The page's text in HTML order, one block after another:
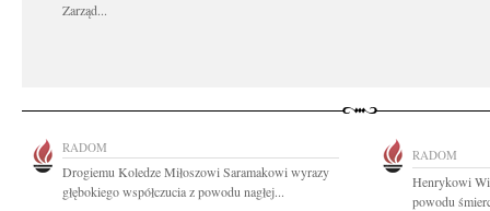
Zarząd...
RADOM
Drogiemu Koledze Miłoszowi Saramakowi wyrazy
głębokiego współczucia z powodu nagłej...
RADOM
Henrykowi
powodu